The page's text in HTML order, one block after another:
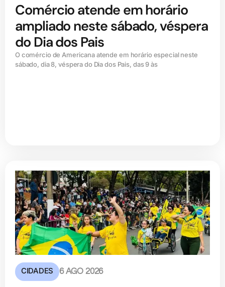
Comércio atende em horário
ampliado neste sábado, véspera
do Dia dos Pais
O comércio de Americana atende em horário especial neste
sábado, dia 8, véspera do Dia dos Pais, das 9 às
CIDADES 6 AGO 2026